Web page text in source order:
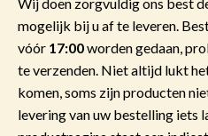
mogelijk bij u af te leveren.
vóór 17:00worden gedaan,
te verzenden. Niet altijd lukt
komen, soms zijn producten
levering van uw bestelling iets